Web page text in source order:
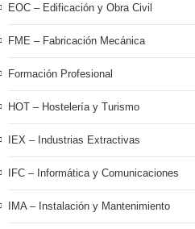
EOC – Edificación y Obra Civil
FME – Fabricación Mecánica
Formación Profesional
HOT – Hostelería y Turismo
IEX – Industrias Extractivas
IFC – Informática y Comunicaciones
IMA – Instalación y Mantenimiento